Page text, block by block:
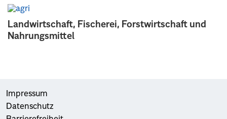
Landwirtschaft, Fischerei, Forstwirtschaft und
Nahrungsmittel
Impressum
Datenschutz